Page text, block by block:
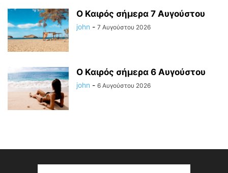
Ο Καιρός σήμερα 7 Αυγούστου
john - 7 Αυγούστου 2026
Ο Καιρός σήμερα 6 Αυγούστου
john - 6 Αυγούστου 2026